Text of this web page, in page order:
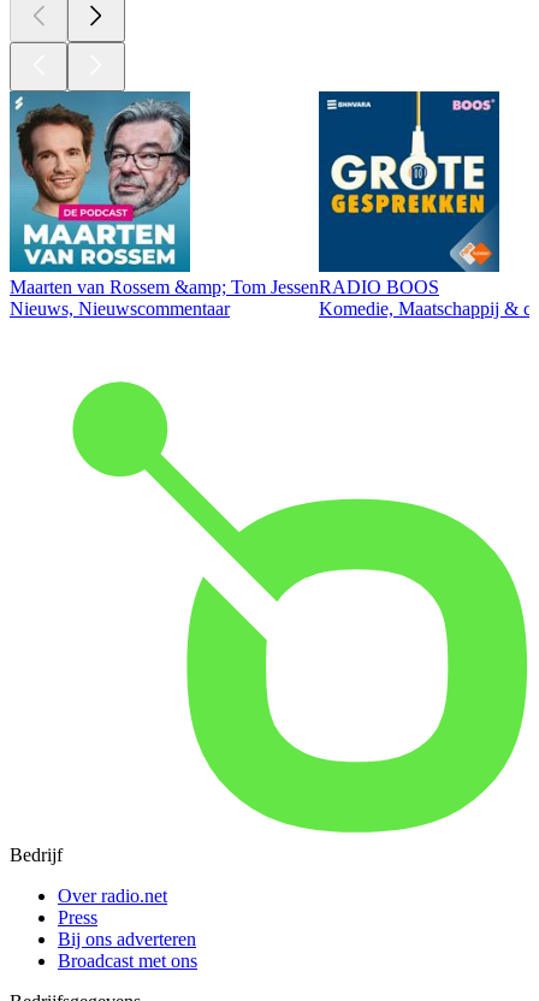
Maarten van Rossem &amp; Tom Jessen
Nieuws, Nieuwscommentaar
RADIO BOOS
Komedie, Maatschappij &
Bedrijf
Over radio.net
Press
Bij ons adverteren
Broadcast met ons